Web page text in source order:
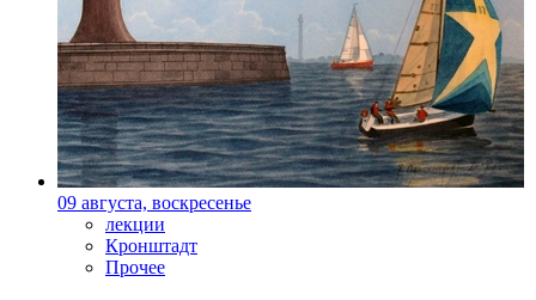
09 августа, воскресенье
лекции
Кронштадт
Прочее